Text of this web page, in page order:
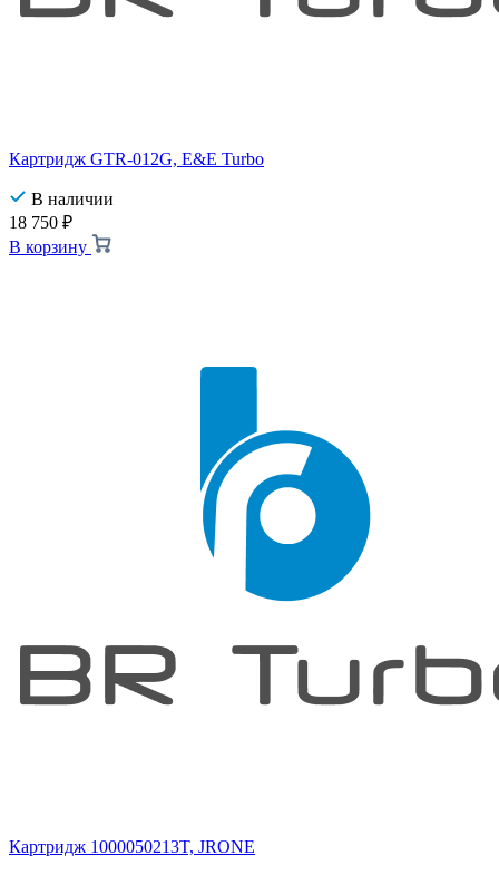
Картридж GTR-012G, E&E Turbo
В наличии
18 750 ₽
В корзину
Картридж 1000050213T, JRONE